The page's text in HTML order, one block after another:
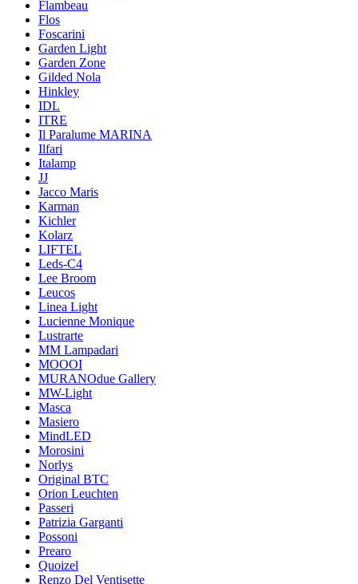
Flambeau
Flos
Foscarini
Garden Light
Garden Zone
Gilded Nola
Hinkley
IDL
ITRE
Il Paralume MARINA
Ilfari
Italamp
JJ
Jacco Maris
Karman
Kichler
Kolarz
LIFTEL
Leds-C4
Lee Broom
Leucos
Linea Light
Lucienne Monique
Lustrarte
MM Lampadari
MOOOI
MURANOdue Gallery
MW-Light
Masca
Masiero
MindLED
Morosini
Norlys
Original BTC
Orion Leuchten
Passeri
Patrizia Garganti
Possoni
Prearo
Quoizel
Renzo Del Ventisette